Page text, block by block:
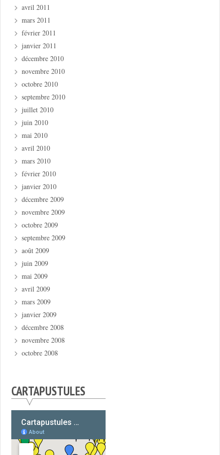
avril 2011
mars 2011
février 2011
janvier 2011
décembre 2010
novembre 2010
octobre 2010
septembre 2010
juillet 2010
juin 2010
mai 2010
avril 2010
mars 2010
février 2010
janvier 2010
décembre 2009
novembre 2009
octobre 2009
septembre 2009
août 2009
juin 2009
mai 2009
avril 2009
mars 2009
janvier 2009
décembre 2008
novembre 2008
octobre 2008
CARTAPUSTULES